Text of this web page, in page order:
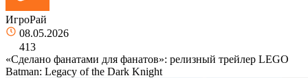
ИгроРай
08.05.2026
413
«Сделано фанатами для фанатов»: релизный трейлер LEGO
Batman: Legacy of the Dark Knight